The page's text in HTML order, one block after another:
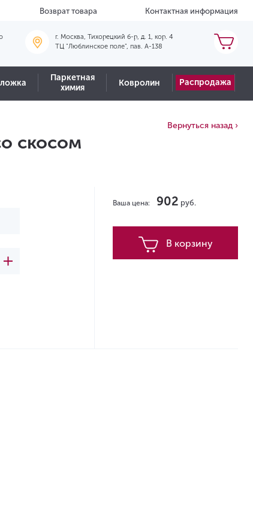
Возврат товара Контактная информация
г. Москва, Тихорецкий б-р, д. 1, кор. 4
ТЦ "Люблинское поле", пав. А-138
Паркетная
химия
Ковролин Распродажа
скосом
Вернуться назад ›
Ваша цена: 902 руб.
В корзину